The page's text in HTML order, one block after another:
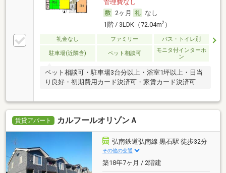
管理費なし
2ヶ月
なし
1階 / 3LDK（72.04m2）
礼金なし ファミリー バス・トイレ別
駐車場(近隣含) ペット相談可
モニタ付インターホ
ン
ペット相談可・駐車場3台分以上・浴室1坪以上・日当
り良好・初期費用カード決済可・家賃カード決済可
賃貸アパート カルフールオリゾンＡ
弘南鉄道弘南線 黒石駅 徒歩32分
その他の交通
築18年7ヶ月 / 2階建